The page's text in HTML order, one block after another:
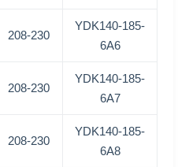
YDK140-185-
6A6
208-230
YDK140-185-
6A7
208-230
YDK140-185-
6A8
208-230